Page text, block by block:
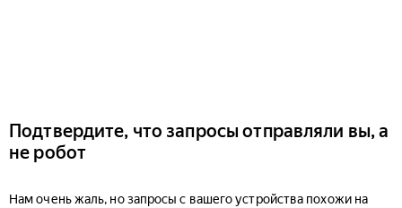
Подтвердите, что запросы отправляли вы, а
не робот
Нам очень жаль, но запросы с вашего устройства похожи на